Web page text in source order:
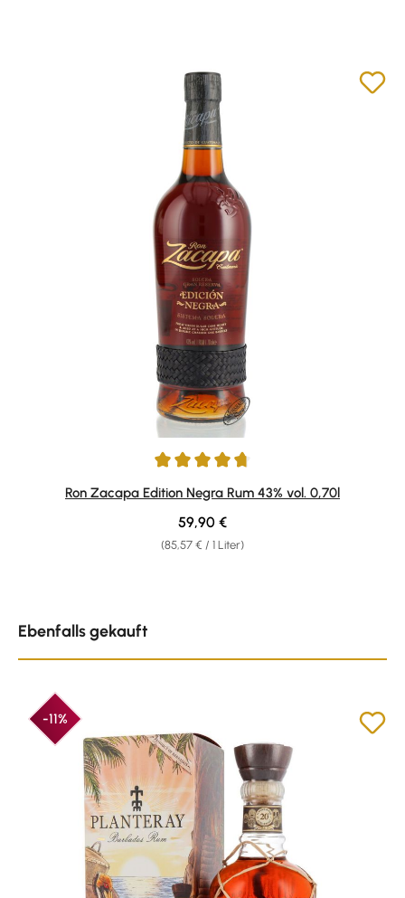
Durchschnittliche Bewertung von 4.84 von 5 Sternen
Ron Zacapa Edition Negra Rum 43% vol. 0,70l
(85,57 € / 1 Liter)
Regulärer Preis:
59,90 €
Ebenfalls gekauft
-11%